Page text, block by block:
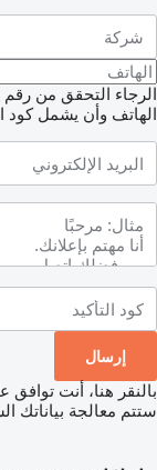
التحقق من رقم
وأن يشمل كود
هنا، أنت توافق
معالجة بياناتك